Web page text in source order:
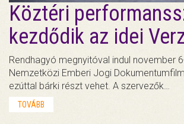
Köztéri
kezdődik az idei
Rendhagyó megnyitóval indul november
Nemzetközi Emberi Jogi
ezúttal bárki részt vehet. A szervezők…
TOVÁBB